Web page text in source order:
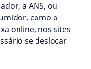
a ANS, ou
como o
online, nos sites
se deslocar